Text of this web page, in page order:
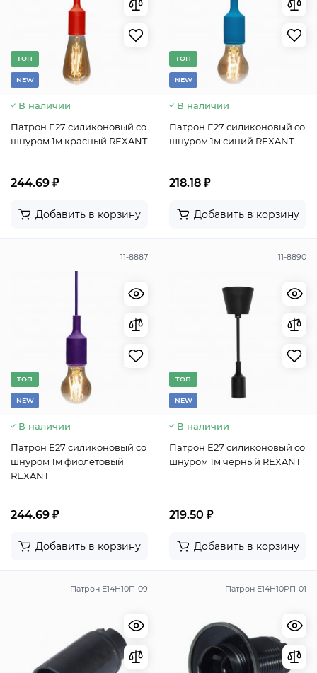
TОП
NEW
В наличии
Патрон E27 силиконовый со
шнуром 1м красный REXANT
244.69 ₽
Добавить в корзину
TОП
NEW
В наличии
Патрон E27 силиконовый со
шнуром 1м синий REXANT
218.18 ₽
Добавить в корзину
11-8887
TОП
NEW
В наличии
Патрон E27 силиконовый со
шнуром 1м фиолетовый
REXANT
244.69 ₽
Добавить в корзину
11-8890
TОП
NEW
В наличии
Патрон E27 силиконовый со
шнуром 1м черный REXANT
219.50 ₽
Добавить в корзину
Патрон Е14Н10П-09 Патрон Е14Н10РП-01